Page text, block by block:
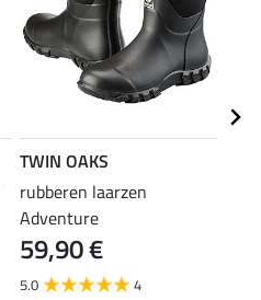
TWIN OAKS
rubberen laarzen
Adventure
59,90 €
5.0 4